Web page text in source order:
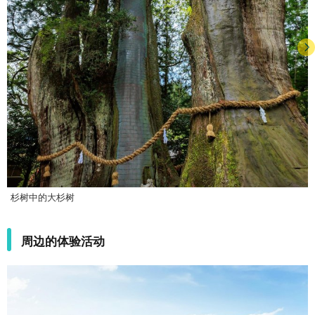
杉树中的大杉树
周边的体验活动